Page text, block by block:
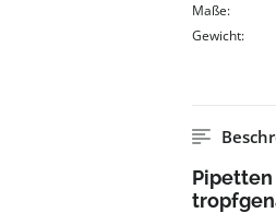
Maße:
Gewicht:
Pipetten